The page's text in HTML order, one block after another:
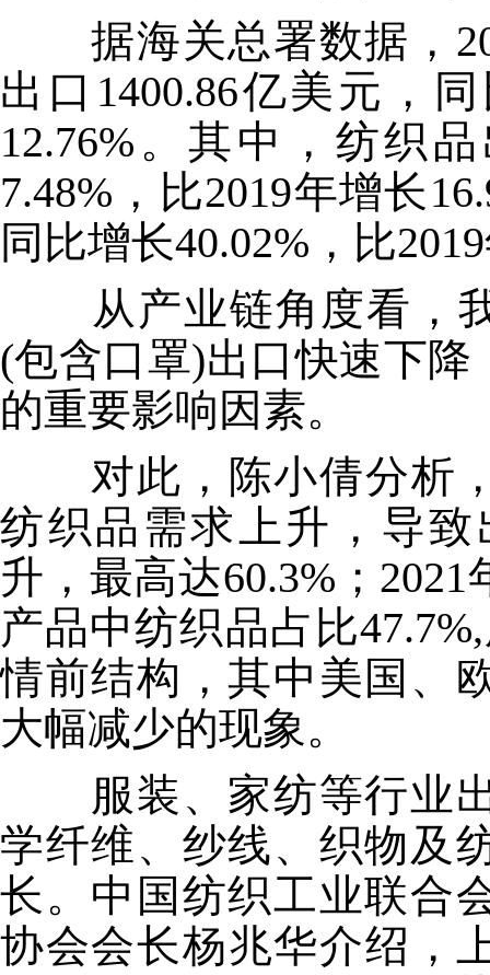
据海关总署数据，
出口1400.86亿美元，
12.76%。其中，纺织
7.48%，比2019年增长
同比增长40.02%，比
从产业链角度看，我
(包含口罩)出口快速下
的重要影响因素。
对此，陈小倩分析，
纺织品需求上升，导
升，最高达60.3%；
产品中纺织品占比
情前结构，其中美国、
大幅减少的现象。
服装、家纺等行业出
学纤维、纱线、织物及
长。中国纺织工业联合
协会会长杨兆华介绍，